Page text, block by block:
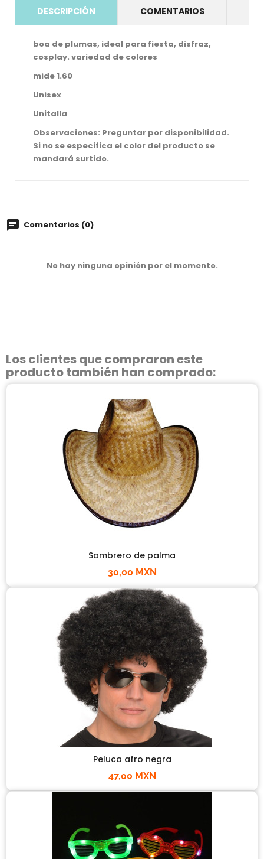
DESCRIPCIÓN COMENTARIOS
boa de plumas, ideal para fiesta, disfraz,
cosplay. variedad de colores
mide 1.60
Unisex
Unitalla
Observaciones: Preguntar por disponibilidad.
Si no se especifica el color del producto se
mandará surtido.
Comentarios (0)
No hay ninguna opinión por el momento.
Los clientes que compraron este
producto también han comprado:
Sombrero de palma
30,00 MXN
Peluca afro negra
47,00 MXN